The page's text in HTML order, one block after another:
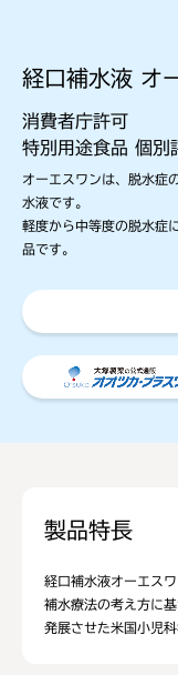
経口補水液 オ
消費者庁許可
特別用途食品 個別
オーエスワンは、脱水症
水液です。
軽度から中等度の脱水症
品です。
製品特長
経口補水液オーエス
補水療法の考え方に
発展させた米国小児